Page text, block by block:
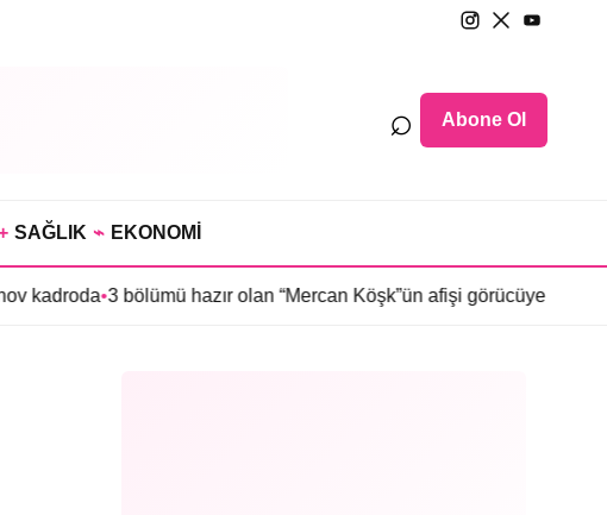
⌕ Abone Ol
SAĞLIK ⌁ EKONOMİ
bölümü hazır olan “Mercan Köşk”ün afişi görücüye çıktı •İmroz’da